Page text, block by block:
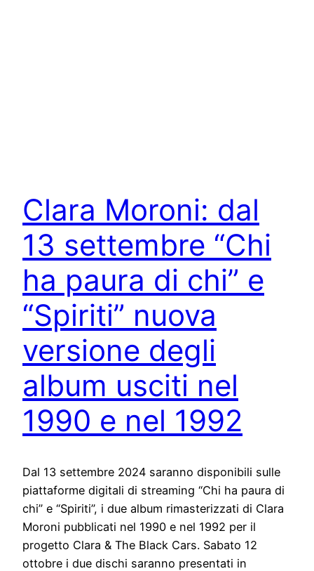
Clara Moroni: dal
13 settembre “Chi
ha paura di chi” e
“Spiriti” nuova
versione degli
album usciti nel
1990 e nel 1992
Dal 13 settembre 2024 saranno disponibili sulle
piattaforme digitali di streaming “Chi ha paura di
chi” e “Spiriti”, i due album rimasterizzati di Clara
Moroni pubblicati nel 1990 e nel 1992 per il
progetto Clara & The Black Cars. Sabato 12
ottobre i due dischi saranno presentati in